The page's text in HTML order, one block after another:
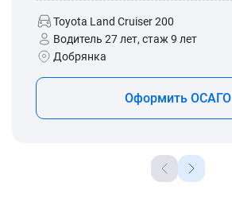
Toyota Land Cruiser 200
Водитель 27 лет, стаж 9 лет
Добрянка
Оформить ОСАГО